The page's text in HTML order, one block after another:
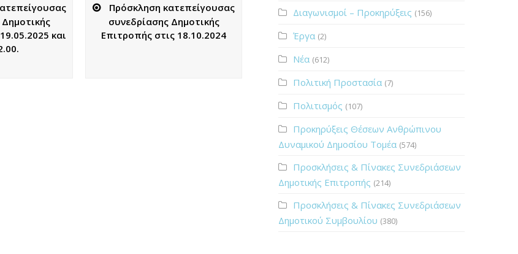
και
Πρόσκληση κατεπείγουσας
συνεδρίασης Δημοτικής
Επιτροπής στις 18.10.2024
Διαγωνισμοί – Προκηρύξεις (156)
Έργα (2)
Νέα (612)
Πολιτική Προστασία (7)
Πολιτισμός (107)
Προκηρύξεις Θέσεων Ανθρώπινου
Δυναμικού Δημοσίου Τομέα (574)
Προσκλήσεις & Πίνακες Συνεδριάσεων
Δημοτικής Επιτροπής (214)
Προσκλήσεις & Πίνακες Συνεδριάσεων
Δημοτικού Συμβουλίου (380)